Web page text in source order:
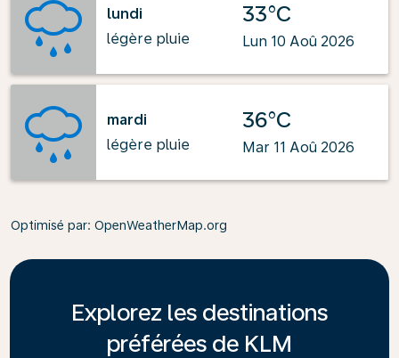
lundi
légère pluie
33°C
Lun 10 Aoû 2026
mardi
légère pluie
36°C
Mar 11 Aoû 2026
Optimisé par: OpenWeatherMap.org
Explorez les destinations
préférées de KLM